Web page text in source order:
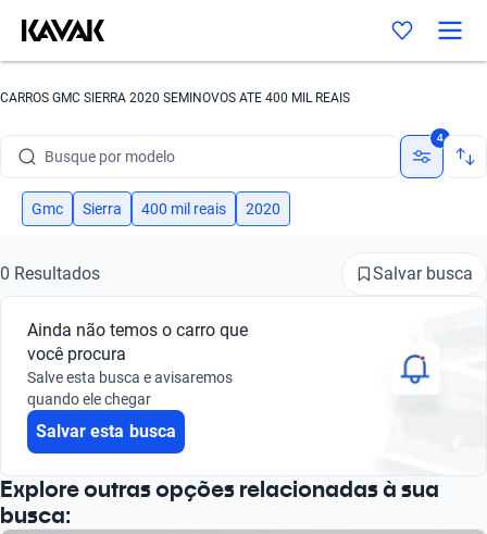
CARROS GMC SIERRA 2020 SEMINOVOS ATE 400 MIL REAIS
Busque por modelo
Busque por versão
Busque por marca
Busque por modelo
Busque por versão
4
Gmc Sierra 400 mil reais 2020
0 Resultados Salvar busca
Ainda não temos o carro que
você procura
Salve esta busca e avisaremos
quando ele chegar
Salvar esta busca
Explore outras opções relacionadas à sua
busca: